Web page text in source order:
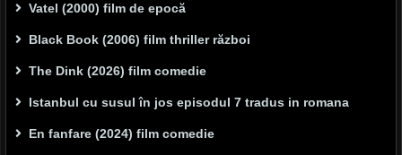
Vatel (2000) film de epocă
Black Book (2006) film thriller război
The Dink (2026) film comedie
Istanbul cu susul în jos episodul 7 tradus in romana
En fanfare (2024) film comedie